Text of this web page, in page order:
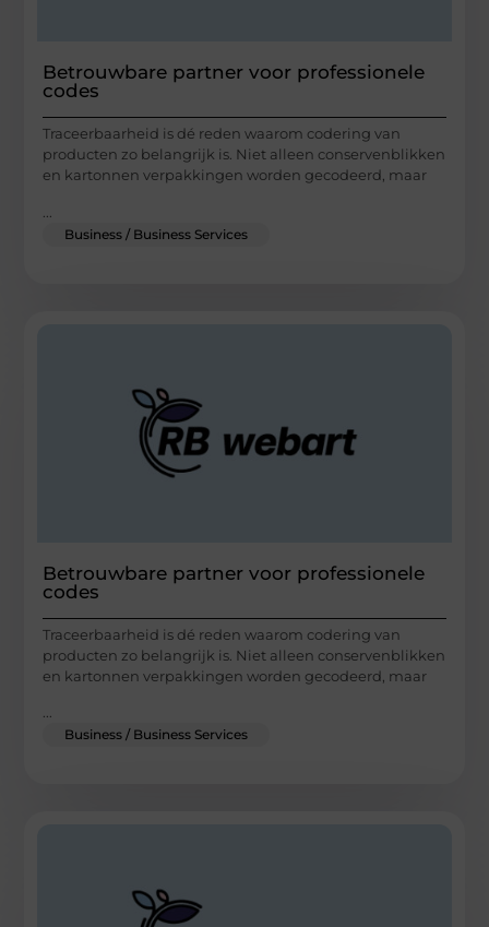
Betrouwbare partner voor professionele
codes
Traceerbaarheid is dé reden waarom codering van
producten zo belangrijk is. Niet alleen conservenblikken
en kartonnen verpakkingen worden gecodeerd, maar
Business / Business Services
Betrouwbare partner voor professionele
codes
Traceerbaarheid is dé reden waarom codering van
producten zo belangrijk is. Niet alleen conservenblikken
en kartonnen verpakkingen worden gecodeerd, maar
...
Business / Business Services